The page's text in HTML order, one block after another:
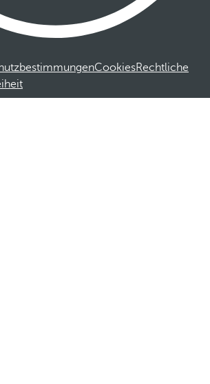
CookiesRechtliche